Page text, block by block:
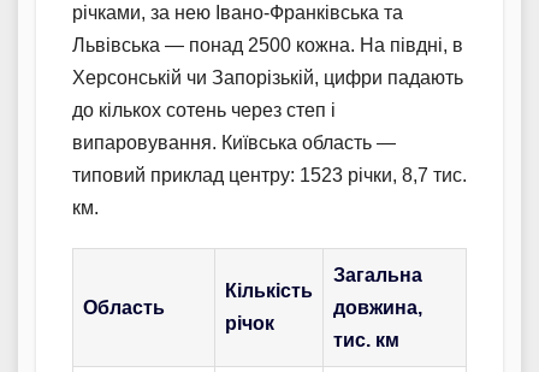
річками, за нею Івано-Франківська та
Львівська — понад 2500 кожна. На півдні, в
Херсонській чи Запорізькій, цифри падають
до кількох сотень через степ і
випаровування. Київська область —
типовий приклад центру: 1523 річки, 8,7 тис.
км.
Область
Кількість
річок
Загальна
довжина,
тис. км